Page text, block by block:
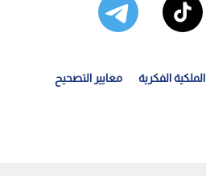
الملكية الفكرية معايير التصحيح